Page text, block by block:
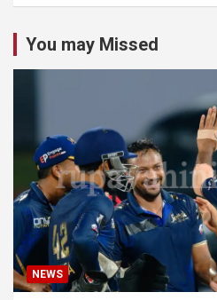
You may Missed
NEWS